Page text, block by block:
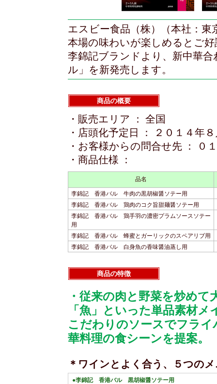
エスビー食品（株）（本社：東
本場の味わいが楽しめるとご
李錦記ブランドより、新中華
ル」を新発売します。
商品の概要
・販売エリア ： 全国
・店頭化予定日 ： ２０１４年
・お客様からの問合せ先 ： ０
・商品仕様 ：
品名
李錦記 香港バル 牛肉の黒胡椒醤ソテー用
李錦記 香港バル 鶏肉のコク旨甜麺醤ソテー用
李錦記 香港バル 鶏手羽の濃密プラムソースソテー
用
李錦記 香港バル 蜂蜜とガーリックのスペアリブ用
李錦記 香港バル 白身魚の香味醤油蒸し用
商品の特徴
・従来の肉と野菜を炒め
「魚」といった単品素材メ
こだわりのソースでフラ
華料理の食シーンを提案。
＊ワインとよく合う、５つの
●李錦記 香港バル 黒胡椒醤ソテー用